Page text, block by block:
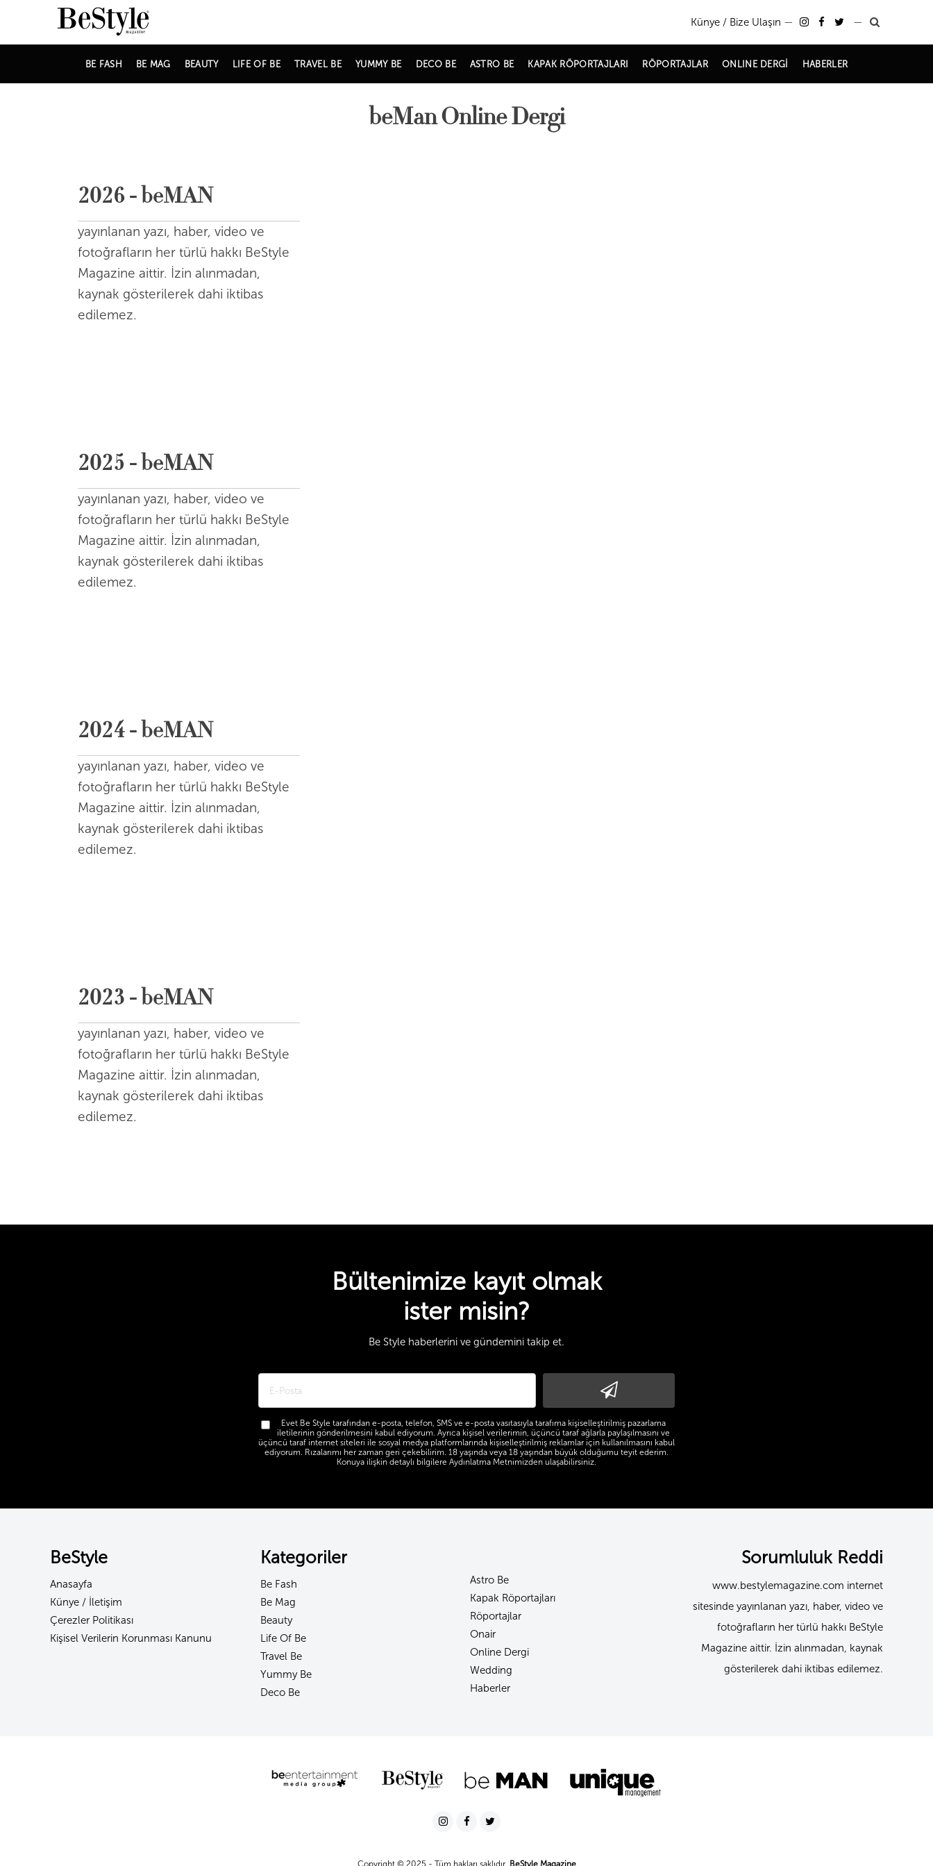
Künye / Bize Ulaşın — —
BE FASH BE MAG BEAUTY LIFE OF BE TRAVEL BE YUMMY BE DECO BE ASTRO BE KAPAK RÖPORTAJLARI RÖPORTAJLAR ONLINE DERGİ HABERLER
beMan Online Dergi
2026 - beMAN
yayınlanan yazı, haber, video ve
fotoğrafların her türlü hakkı BeStyle
Magazine aittir. İzin alınmadan,
kaynak gösterilerek dahi iktibas
edilemez.
2025 - beMAN
yayınlanan yazı, haber, video ve
fotoğrafların her türlü hakkı BeStyle
Magazine aittir. İzin alınmadan,
kaynak gösterilerek dahi iktibas
edilemez.
2024 - beMAN
yayınlanan yazı, haber, video ve
fotoğrafların her türlü hakkı BeStyle
Magazine aittir. İzin alınmadan,
kaynak gösterilerek dahi iktibas
edilemez.
2023 - beMAN
yayınlanan yazı, haber, video ve
fotoğrafların her türlü hakkı BeStyle
Magazine aittir. İzin alınmadan,
kaynak gösterilerek dahi iktibas
edilemez.
Bültenimize kayıt olmak
ister misin?
Be Style haberlerini ve gündemini takip et.
Evet Be Style tarafından e-posta, telefon, SMS ve e-posta vasıtasıyla tarafıma kişiselleştirilmiş pazarlama
iletilerinin gönderilmesini kabul ediyorum. Ayrıca kişisel verilerimin, üçüncü taraf ağlarla paylaşılmasını ve
üçüncü taraf internet siteleri ile sosyal medya platformlarında kişiselleştirilmiş reklamlar için kullanılmasını kabul
ediyorum. Rızalarımı her zaman geri çekebilirim. 18 yaşında veya 18 yaşından büyük olduğumu teyit ederim.
Konuya ilişkin detaylı bilgilere Aydınlatma Metnimizden ulaşabilirsiniz.
BeStyle
Anasayfa
Künye / İletişim
Çerezler Politikası
Kişisel Verilerin Korunması Kanunu
Kategoriler
Be Fash
Be Mag
Beauty
Life Of Be
Travel Be
Yummy Be
Deco Be
Astro Be
Kapak Röportajları
Röportajlar
Onair
Online Dergi
Wedding
Haberler
Sorumluluk Reddi
www.bestylemagazine.com internet
sitesinde yayınlanan yazı, haber, video ve
fotoğrafların her türlü hakkı BeStyle
Magazine aittir. İzin alınmadan, kaynak
gösterilerek dahi iktibas edilemez.